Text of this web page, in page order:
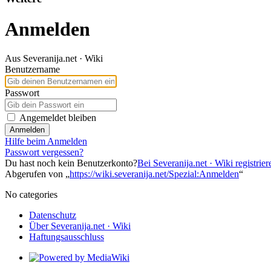
Anmelden
Aus Severanija.net · Wiki
Benutzername
Passwort
Angemeldet bleiben
Anmelden
Hilfe beim Anmelden
Passwort vergessen?
Du hast noch kein Benutzerkonto?Bei Severanija.net · Wiki
Abgerufen von „https://wiki.severanija.net/Spezial:Anmelden“
No categories
Datenschutz
Über Severanija.net · Wiki
Haftungsausschluss